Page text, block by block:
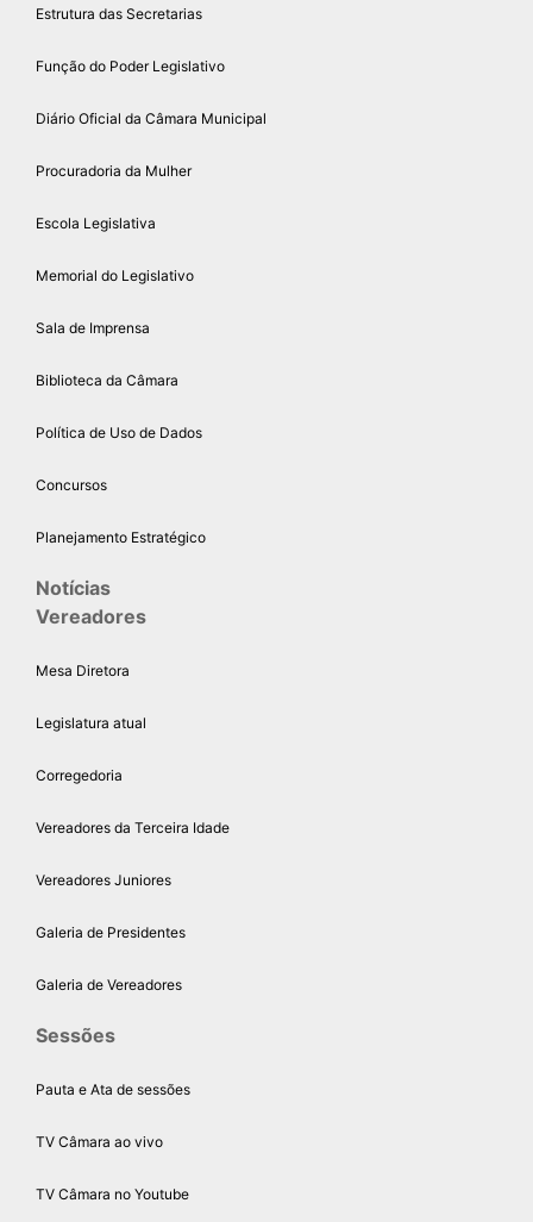
Estrutura das Secretarias
Função do Poder Legislativo
Diário Oficial da Câmara Municipal
Procuradoria da Mulher
Escola Legislativa
Memorial do Legislativo
Sala de Imprensa
Biblioteca da Câmara
Política de Uso de Dados
Concursos
Planejamento Estratégico
Notícias
Vereadores
Mesa Diretora
Legislatura atual
Corregedoria
Vereadores da Terceira Idade
Vereadores Juniores
Galeria de Presidentes
Galeria de Vereadores
Sessões
Pauta e Ata de sessões
TV Câmara ao vivo
TV Câmara no Youtube